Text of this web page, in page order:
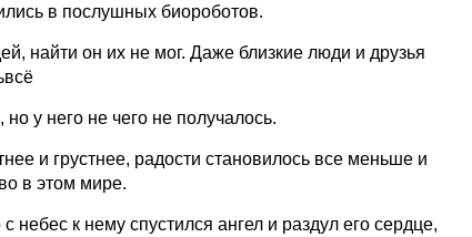
в послушных биороботов.
найти он их не мог. Даже близкие люди и друзья
у него не чего не получалось.
и грустнее, радости становилось все меньше и
в этом мире.
к нему спустился ангел и раздул его сердце,